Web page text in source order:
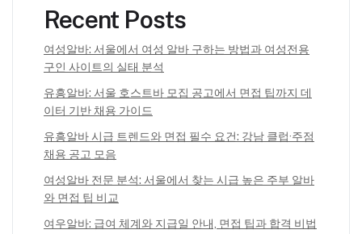
Recent Posts
여성알바: 서울에서 여성 알바 구하는 방법과 여성전용
구인 사이트의 실태 분석
유흥알바: 서울 호스트바 모집 공고에서 면접 팁까지 데
이터 기반 채용 가이드
유흥알바 시급 트렌드와 면접 필수 요건: 강남 클럽·주점
채용 공고 모음
여성알바 전문 분석: 서울에서 찾는 시급 높은 주부 알바
와 면접 팁 비교
여우알바: 급여 체계와 지급일 안내, 면접 팁과 합격 비법